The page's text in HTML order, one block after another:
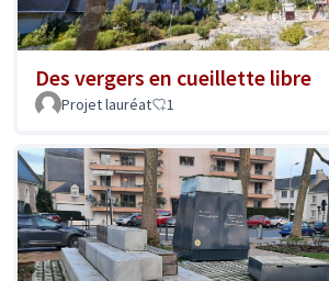
Des vergers en cueillette libre
Projet lauréat 1